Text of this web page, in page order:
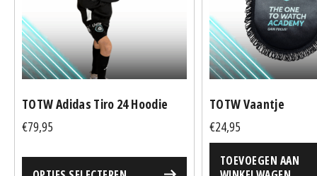
TOTW Adidas Tiro 24 Hoodie
€79,95
optie
kan
gekozen
worden
de
productpagina
TOTW Vaantje
€24,95
TOEVOEGEN AAN